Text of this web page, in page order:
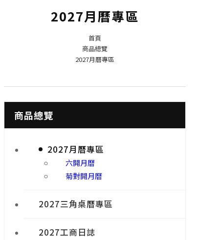
2027月曆專區
首頁
商品總覽
2027月曆專區
商品總覽
2027月曆專區
六開月曆
菊對開月曆
2027三角桌曆專區
2027工商日誌